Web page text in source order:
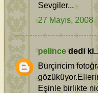
Sevgiler...
27 Mayıs, 2008
pelincededi
Burçincim
Eşinle birlikte